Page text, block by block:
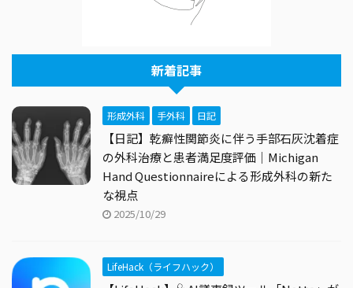
新着記事
形成外科 手外科 日記
【日記】乾癬性関節炎に伴う手部石灰沈着症
の外科治療と患者満足度評価｜Michigan
Hand Questionnaireによる形成外科の新た
な視点
2025/10/29
LifeHack（ライフハック）